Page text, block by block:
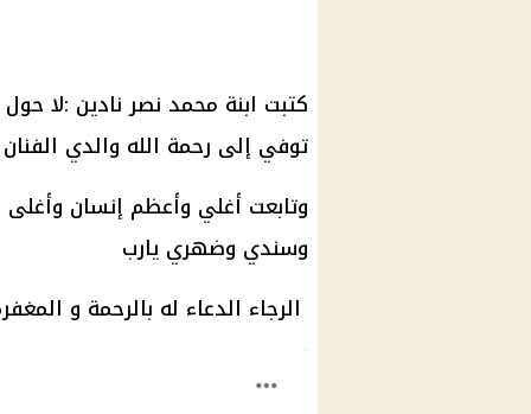
كتبت ابنة محمد نصر نادين :لا حول
توفي إلى رحمة الله والدي
وتابعت أغلي وأعظم إنسان
وسندي وضهري يارب
الرجاء الدعاء له بالرحمة و